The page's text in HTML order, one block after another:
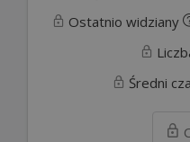
Ostatnio widziany
Średni